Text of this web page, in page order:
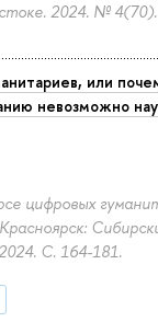
2024. № 4(70).
или
невозможно
цифровых
С. 164-181.